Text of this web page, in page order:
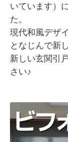
いています）
た。
現代和風デザ
となじんで新
新しい玄関引
さい♪